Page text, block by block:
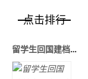
点击排行
留学生回国建档考公考研有多简单